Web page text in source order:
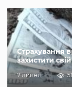
Страхування
захистити
7 липня